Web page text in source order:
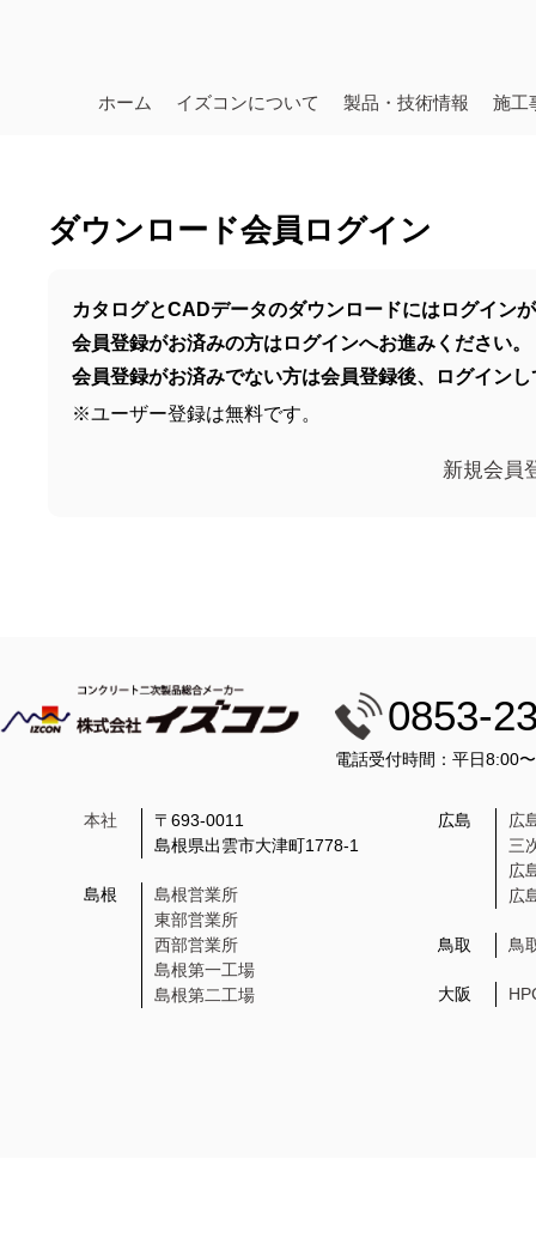
ホーム イズコンについて 製品・技術情報 施工
ダウンロード会員ログイン
カタログとCADデータのダウンロードにはログイン
会員登録がお済みの方はログインへお進みください。
会員登録がお済みでない方は会員登録後、ログイン
※ユーザー登録は無料です。
新規会員
0853-
電話受付時間：平日8:00
本社
〒693-0011
島根県出雲市大津町1778-1
島根
島根営業所
東部営業所
西部営業所
島根第一工場
島根第二工場
広島
広
三
広
広
鳥取 鳥
大阪